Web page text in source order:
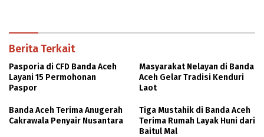
Berita Terkait
Pasporia di CFD Banda Aceh
Layani 15 Permohonan
Paspor
Masyarakat Nelayan di Banda
Aceh Gelar Tradisi Kenduri
Laot
Banda Aceh Terima Anugerah
Cakrawala Penyair Nusantara
Tiga Mustahik di Banda Aceh
Terima Rumah Layak Huni dari
Baitul Mal